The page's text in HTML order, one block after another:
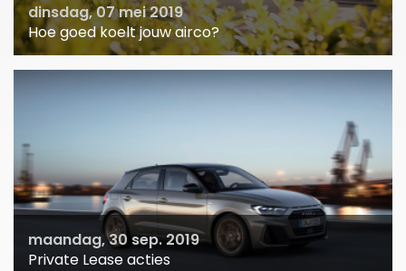
dinsdag, 07 mei 2019
Hoe goed koelt jouw airco?
maandag, 30 sep. 2019
Private Lease acties